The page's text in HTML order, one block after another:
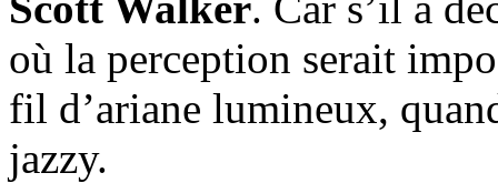
où la perception serait
fil d’ariane lumineux,
jazzy.